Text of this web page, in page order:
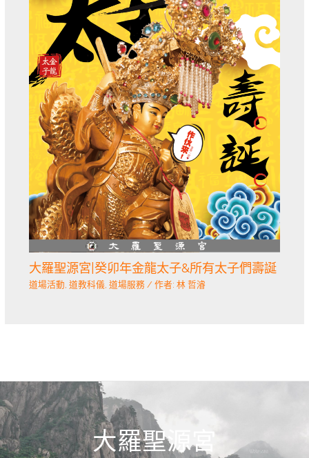
大羅聖源宮|癸卯年金龍太子&所有太子們壽誕
道場活動, 道教科儀, 道場服務/ 作者: 林 哲濬
大羅聖源宮